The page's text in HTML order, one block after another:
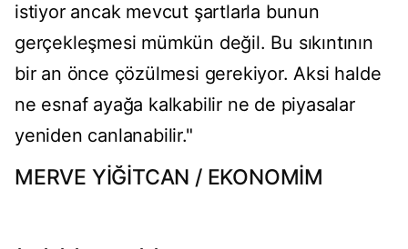
istiyor ancak mevcut şartlarla bunun
gerçekleşmesi mümkün değil. Bu sıkıntının
bir an önce çözülmesi gerekiyor. Aksi halde
ne esnaf ayağa kalkabilir ne de piyasalar
yeniden canlanabilir."
MERVE YİĞİTCAN / EKONOMİM